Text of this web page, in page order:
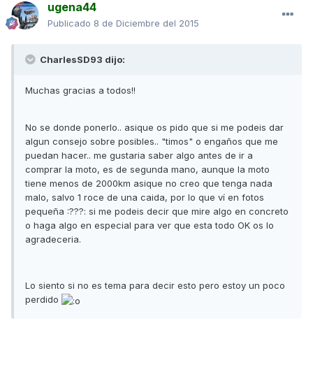
ugena44
Publicado 8 de Diciembre del 2015
CharlesSD93 dijo:
Muchas gracias a todos!!
No se donde ponerlo.. asique os pido que si me podeis dar
algun consejo sobre posibles.. "timos" o engaños que me
puedan hacer.. me gustaria saber algo antes de ir a
comprar la moto, es de segunda mano, aunque la moto
tiene menos de 2000km asique no creo que tenga nada
malo, salvo 1 roce de una caida, por lo que ví en fotos
pequeña :???: si me podeis decir que mire algo en concreto
o haga algo en especial para ver que esta todo OK os lo
agradeceria.
Lo siento si no es tema para decir esto pero estoy un poco
perdido